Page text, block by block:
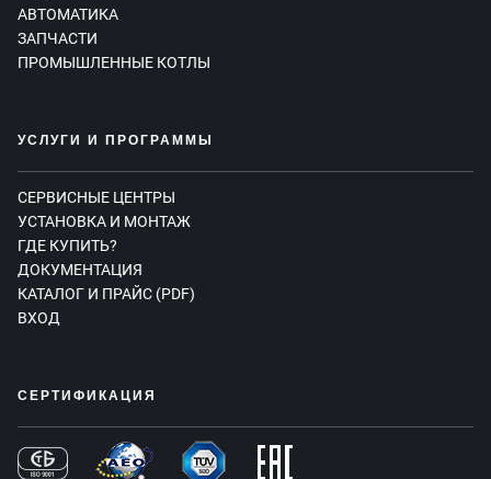
АВТОМАТИКА
ЗАПЧАСТИ
ПРОМЫШЛЕННЫЕ КОТЛЫ
УСЛУГИ И ПРОГРАММЫ
СЕРВИСНЫЕ ЦЕНТРЫ
УСТАНОВКА И МОНТАЖ
ГДЕ КУПИТЬ?
ДОКУМЕНТАЦИЯ
КАТАЛОГ И ПРАЙС (PDF)
ВХОД
СЕРТИФИКАЦИЯ